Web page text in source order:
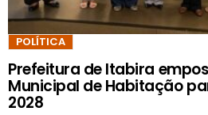
POLÍTICA
Prefeitura de Itabira
Municipal de Habitação
2028